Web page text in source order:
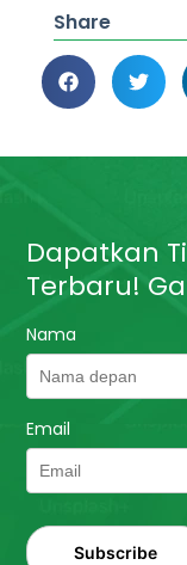
Share
Dapatkan
Terbaru!
Nama
Email
Subscribe